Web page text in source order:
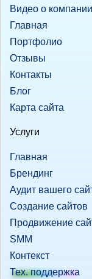
Видео о компании
Главная
Портфолио
Отзывы
Контакты
Блог
Карта сайта
Услуги
Главная
Брендинг
Аудит вашего
Создание сайтов
Продвижение
SMM
Контекст
Тех. поддержка